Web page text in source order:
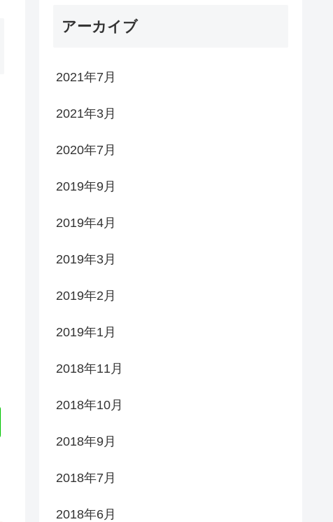
アーカイブ
2021年7月
2021年3月
2020年7月
2019年9月
2019年4月
2019年3月
2019年2月
2019年1月
2018年11月
2018年10月
2018年9月
2018年7月
2018年6月